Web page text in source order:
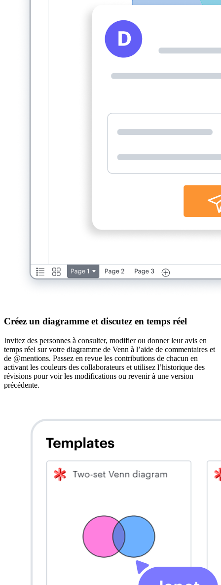
Créez un diagramme et discutez en temps réel
Invitez des personnes à consulter, modifier ou donner leur avis en
temps réel sur votre diagramme de Venn à l’aide de commentaires et
de @mentions. Passez en revue les contributions de chacun en
activant les couleurs des collaborateurs et utilisez l’historique des
révisions pour voir les modifications ou revenir à une version
précédente.